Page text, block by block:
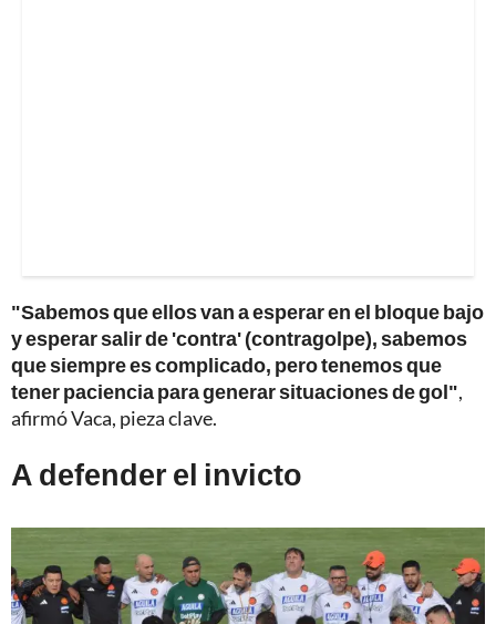
"Sabemos que ellos van a esperar en el bloque bajo
y esperar salir de 'contra' (contragolpe), sabemos
que siempre es complicado, pero tenemos que
tener paciencia para generar situaciones de gol",
afirmó Vaca, pieza clave.
A defender el invicto